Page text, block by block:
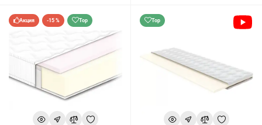
Акция -15 % Top Top